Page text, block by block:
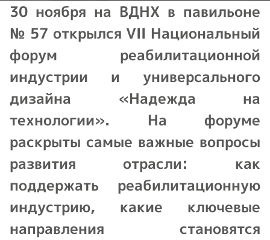
30 ноября на ВДНХ в павильоне
№ 57 открылся VII Национальный
форум реабилитационной
индустрии и универсального
дизайна «Надежда на
технологии». На форуме
раскрыты самые важные вопросы
развития отрасли: как
поддержать реабилитационную
индустрию, какие ключевые
направления становятся